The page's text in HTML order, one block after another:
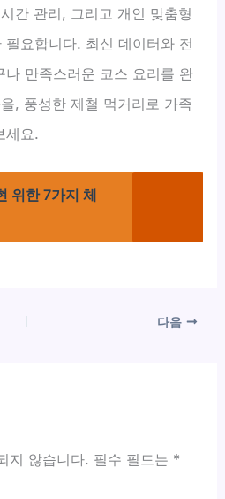
간 관리, 그리고 개인 맞춤형
요합니다. 최신 데이터와 전
나 만족스러운 코스 요리를 완
, 풍성한 제철 먹거리로 가족
세요.
위한 7가지 체
다음
지 않습니다. 필수 필드는 *